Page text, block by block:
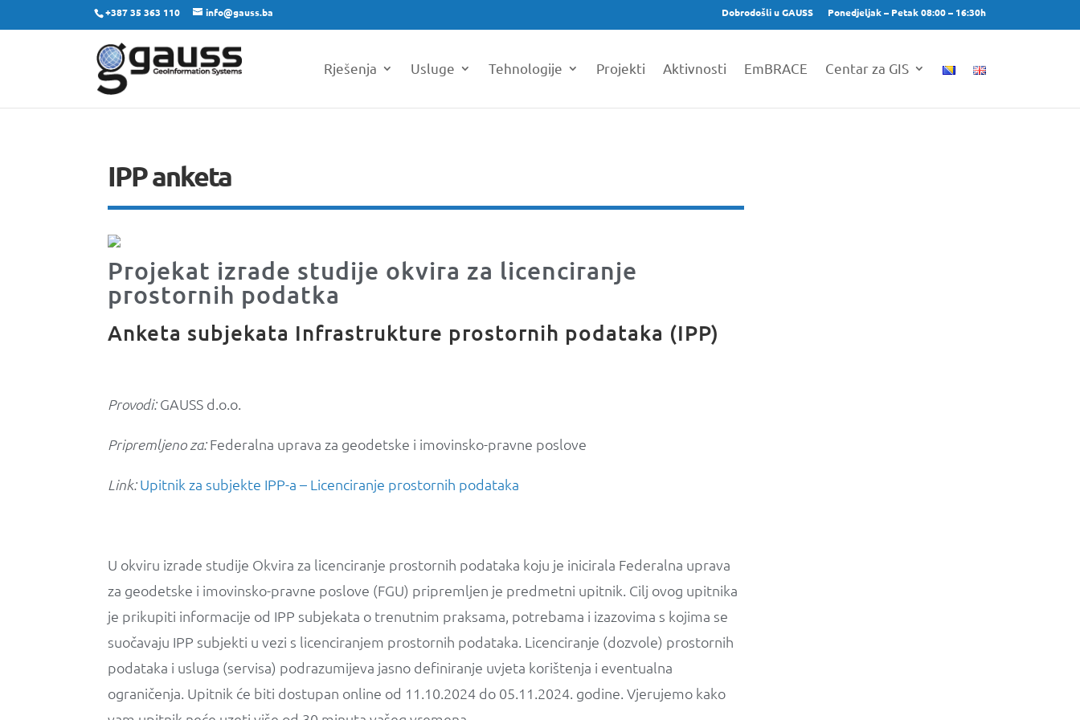
+387 35 363 110 info@gauss.ba Dobrodošli u GAUSS Ponedjeljak – Petak 08:00 – 16:30h
Rješenja Usluge Tehnologije Projekti Aktivnosti EmBRACE Centar za GIS
IPP anketa
Projekat izrade studije okvira za licenciranje
prostornih podatka
Anketa subjekata Infrastrukture prostornih podataka (IPP)
Provodi:GAUSS d.o.o.
Pripremljeno za:Federalna uprava za geodetske i imovinsko-pravne poslove
Link: Upitnik za subjekte IPP-a – Licenciranje prostornih podataka
U okviru izrade studije Okvira za licenciranje prostornih podataka koju je inicirala Federalna uprava
za geodetske i imovinsko-pravne poslove (FGU) pripremljen je predmetni upitnik. Cilj ovog upitnika
je prikupiti informacije od IPP subjekata o trenutnim praksama, potrebama i izazovima s kojima se
suočavaju IPP subjekti u vezi s licenciranjem prostornih podataka. Licenciranje (dozvole) prostornih
podataka i usluga (servisa) podrazumijeva jasno definiranje uvjeta korištenja i eventualna
ograničenja. Upitnik će biti dostupan online od 11.10.2024 do 05.11.2024. godine. Vjerujemo kako